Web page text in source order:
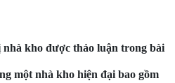
nhà kho được thảo luận trong bài
một nhà kho hiện đại bao gồm